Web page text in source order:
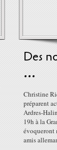
Des
...
Christine
préparent
Ardres-
19h à la
évoqueront
amis